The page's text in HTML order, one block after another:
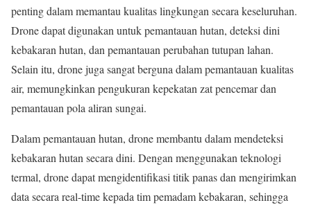
penting dalam memantau kualitas lingkungan secara keseluruhan.
Drone dapat digunakan untuk pemantauan hutan, deteksi dini
kebakaran hutan, dan pemantauan perubahan tutupan lahan.
Selain itu, drone juga sangat berguna dalam pemantauan kualitas
air, memungkinkan pengukuran kepekatan zat pencemar dan
pemantauan pola aliran sungai.
Dalam pemantauan hutan, drone membantu dalam mendeteksi
kebakaran hutan secara dini. Dengan menggunakan teknologi
termal, drone dapat mengidentifikasi titik panas dan mengirimkan
data secara real-time kepada tim pemadam kebakaran, sehingga